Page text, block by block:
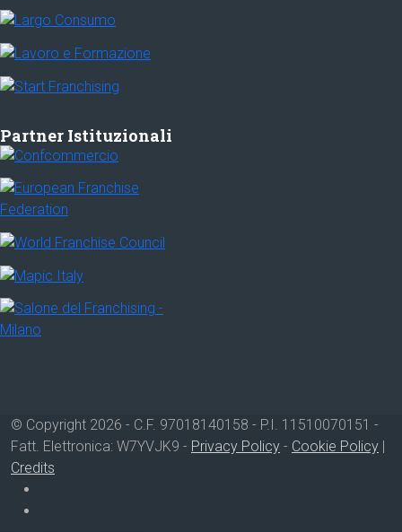
Partner Istituzionali
© Copyright 2026 - C.F. 97018140158 - P.I. 11510070151 -
Fatt. Elettronica: W7YVJK9 - Privacy Policy - Cookie Policy |
Credits